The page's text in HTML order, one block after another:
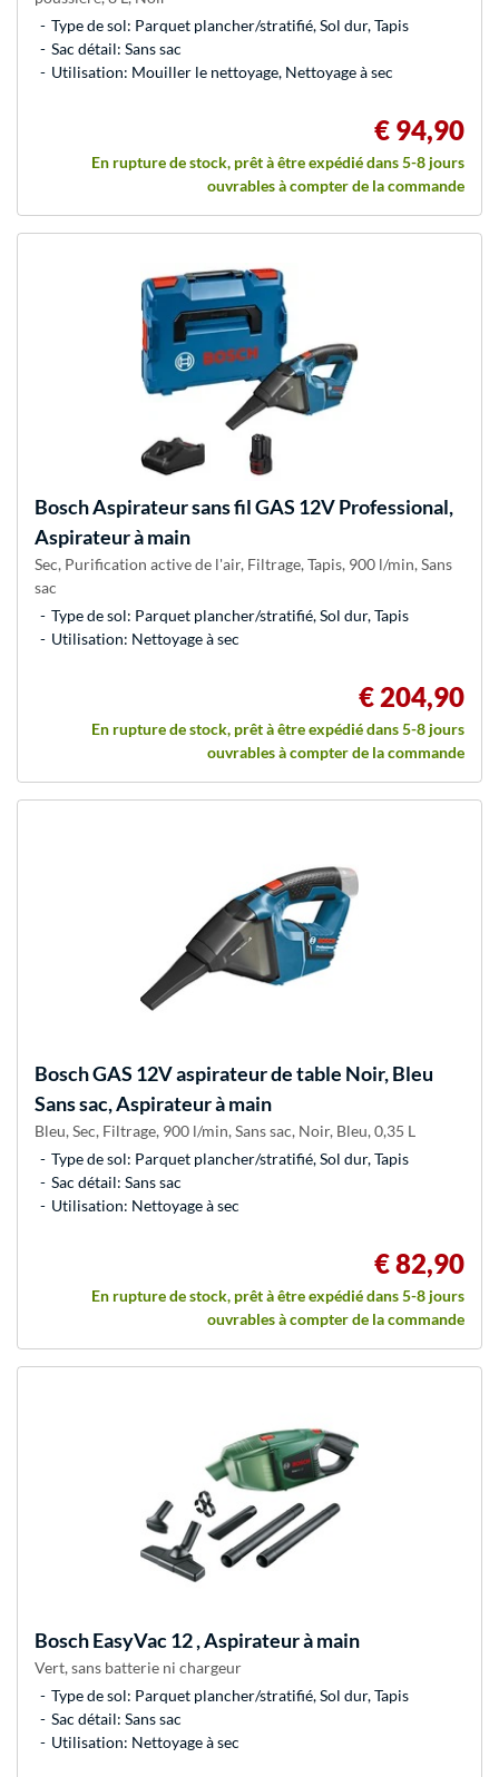
Type de sol: Parquet plancher/stratifié, Sol dur, Tapis
Sac détail: Sans sac
Utilisation: Mouiller le nettoyage, Nettoyage à sec
€ 94,90
En rupture de stock, prêt à être expédié dans 5-8 jours
ouvrables à compter de la commande
BoschAspirateur sans fil GAS 12V Professional,
Aspirateur à main
Sec, Purification active de l'air, Filtrage, Tapis, 900 l/min, Sans
sac
Type de sol: Parquet plancher/stratifié, Sol dur, Tapis
Utilisation: Nettoyage à sec
€ 204,90
En rupture de stock, prêt à être expédié dans 5-8 jours
ouvrables à compter de la commande
BoschGAS 12V aspirateur de table Noir, Bleu
Sans sac, Aspirateur à main
Bleu, Sec, Filtrage, 900 l/min, Sans sac, Noir, Bleu, 0,35 L
Type de sol: Parquet plancher/stratifié, Sol dur, Tapis
Sac détail: Sans sac
Utilisation: Nettoyage à sec
€ 82,90
En rupture de stock, prêt à être expédié dans 5-8 jours
ouvrables à compter de la commande
BoschEasyVac 12 , Aspirateur à main
Vert, sans batterie ni chargeur
Type de sol: Parquet plancher/stratifié, Sol dur, Tapis
Sac détail: Sans sac
Utilisation: Nettoyage à sec